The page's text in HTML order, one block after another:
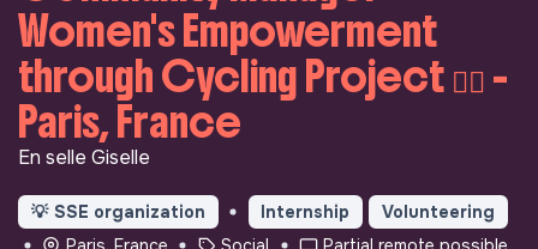
Women's Empowerment
through Cycling Project 🚵‍♀️ -
Paris, France
En selle Giselle
💡 SSE organization Internship
Volunteering